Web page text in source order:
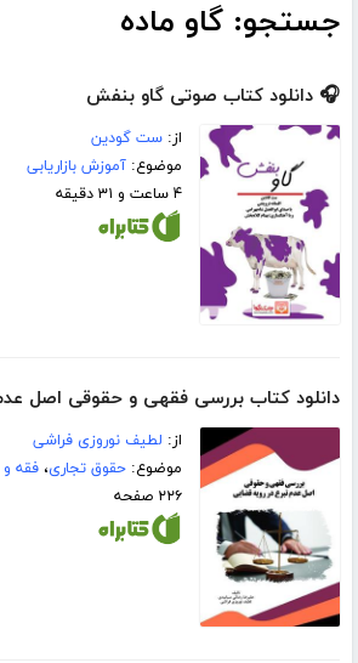
جستجو: گاو ماده
🎧 دانلود کتاب صوتی گاو بنفش
از:ست گودین
موضوع:آموزش بازاریابی
۴ ساعت و ۳۱ دقیقه
دانلود کتاب بررسی فقهی و حقوقی اصل
از: لطیف نوروزی فراشی
موضوع:حقوق تجاری،فقه
۲۲۶ صفحه